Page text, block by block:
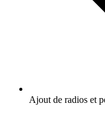
Ajout de radios et